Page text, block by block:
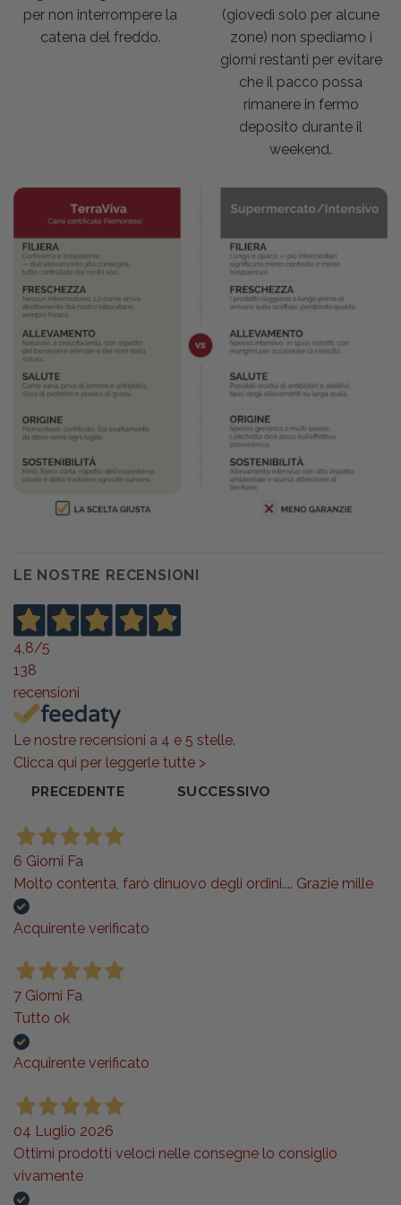
per non interrompere la
catena del freddo.
(giovedì solo per alcune
zone) non spediamo i
giorni restanti per evitare
che il pacco possa
rimanere in fermo
deposito durante il
weekend.
LE NOSTRE RECENSIONI
4,8/5
138
recensioni
Le nostre recensioni a 4 e 5 stelle.
Clicca qui per leggerle tutte >
PRECEDENTE
SUCCESSIVO
6 Giorni Fa
Molto contenta, farò dinuovo degli ordini.... Grazie mille
Acquirente verificato
7 Giorni Fa
Tutto ok
Acquirente verificato
04 Luglio 2026
Ottimi prodotti veloci nelle consegne lo consiglio
vivamente